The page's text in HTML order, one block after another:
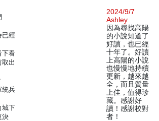
已經
下看
出
統兵
城下
決
2024/9/7
Ashley
因為尋找高陽
的小說知道了
好讀，也已經
十年了。好讀
上高陽的小說
也慢慢地持續
更新，越來越
全，而且質量
上佳，值得珍
藏。感謝好
讀！感謝校對
者！